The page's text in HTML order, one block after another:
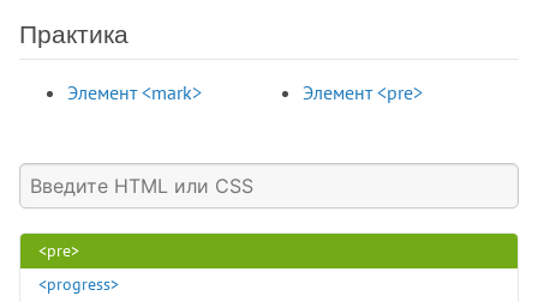
Практика
Элемент <mark> Элемент <pre>
<optgroup>
<option>
<output>
<picture>
<pre>
<progress>